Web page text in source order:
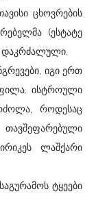
ცხოვრების
(ესტატე
დაკრძალული.
იგი ერთ
ისტროული
როდესაც
თავშეფარებული
ლაშქარი
ტყეები